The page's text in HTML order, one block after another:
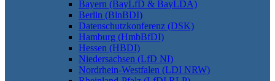
Bayern (BayLfD & BayLDA)
Berlin (BlnBDI)
Datenschutzkonferenz (DSK)
Hamburg (HmbBfDI)
Hessen (HBDI)
Niedersachsen (LfD NI)
Nordrhein-Westfalen (LDI NRW)